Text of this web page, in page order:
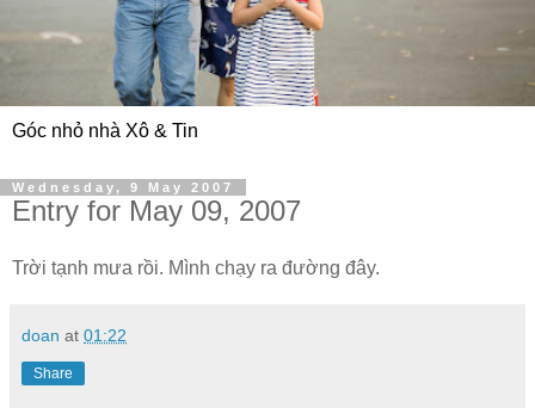
Góc nhỏ nhà Xô & Tin
Wednesday, 9 May 2007
Entry for May 09, 2007
Trời tạnh mưa rồi. Mình chạy ra đường đây.
doan at 01:22
Share